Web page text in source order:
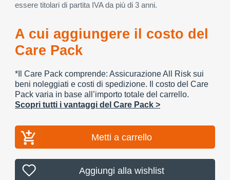
essere titolari di partita IVA da più di 3 anni.
A cui aggiungere il costo del
Care Pack
*Il Care Pack comprende: Assicurazione All Risk sui
beni noleggiati e costi di spedizione. Il costo del Care
Pack varia in base all’importo totale del carrello.
Scopri tutti i vantaggi del Care Pack >
Metti a carrello
Aggiungi alla wishlist